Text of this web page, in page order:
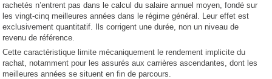
rachetés n’entrent pas dans le calcul du salaire annuel moyen, fondé sur
les vingt-cinq meilleures années dans le régime général. Leur effet est
exclusivement quantitatif. Ils corrigent une durée, non un niveau de
revenu de référence.
Cette caractéristique limite mécaniquement le rendement implicite du
rachat, notamment pour les assurés aux carrières ascendantes, dont les
meilleures années se situent en fin de parcours.